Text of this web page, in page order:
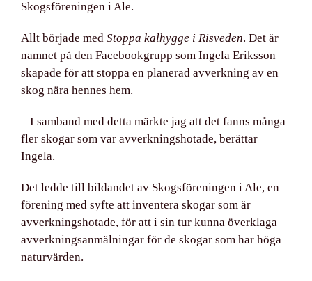
Skogsföreningen i Ale.
Allt började med Stoppa kalhygge i Risveden. Det är
namnet på den Facebookgrupp som Ingela Eriksson
skapade för att stoppa en planerad avverkning av en
skog nära hennes hem.
– I samband med detta märkte jag att det fanns många
fler skogar som var avverkningshotade, berättar
Ingela.
Det ledde till bildandet av Skogsföreningen i Ale, en
förening med syfte att inventera skogar som är
avverkningshotade, för att i sin tur kunna överklaga
avverkningsanmälningar för de skogar som har höga
naturvärden.